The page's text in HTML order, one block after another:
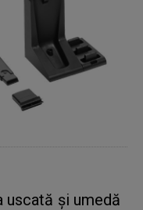
uscată și umedă